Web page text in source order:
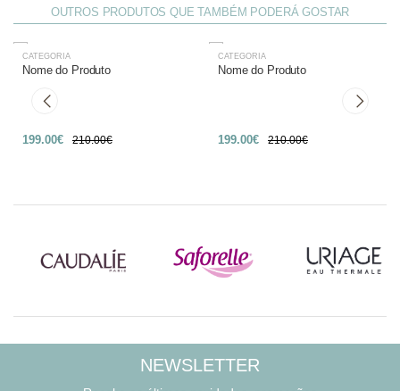
OUTROS PRODUTOS QUE TAMBÉM PODERÁ GOSTAR
-27%
CATEGORIA
Nome do Produto
199.00€ 210.00€
-27%
CATEGORIA
Nome do Produto
199.00€ 210.00€
NEWSLETTER